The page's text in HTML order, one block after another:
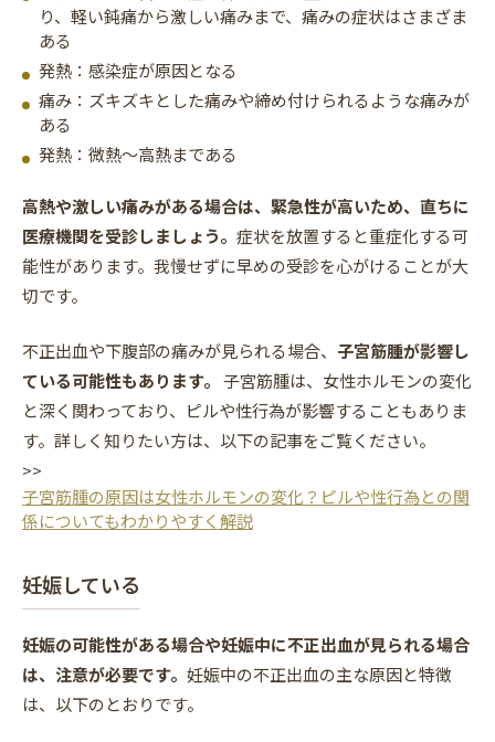
り、軽い鈍痛から激しい痛みまで、痛みの症状はさまざま
ある
発熱：感染症が原因となる
痛み：ズキズキとした痛みや締め付けられるような痛みが
ある
発熱：微熱〜高熱まである
高熱や激しい痛みがある場合は、緊急性が高いため、直ちに
医療機関を受診しましょう。 症状を放置すると重症化する可
能性があります。我慢せずに早めの受診を心がけることが大
切です。
不正出血や下腹部の痛みが見られる場合、 子宮筋腫が影響し
ている可能性もあります。 子宮筋腫は、女性ホルモンの変化
と深く関わっており、ピルや性行為が影響することもありま
す。詳しく知りたい方は、以下の記事をご覧ください。
>>
子宮筋腫の原因は女性ホルモンの変化？ピルや性行為との関
係についてもわかりやすく解説
妊娠している
妊娠の可能性がある場合や妊娠中に不正出血が見られる場合
は、注意が必要です。 妊娠中の不正出血の主な原因と特徴
は、以下のとおりです。